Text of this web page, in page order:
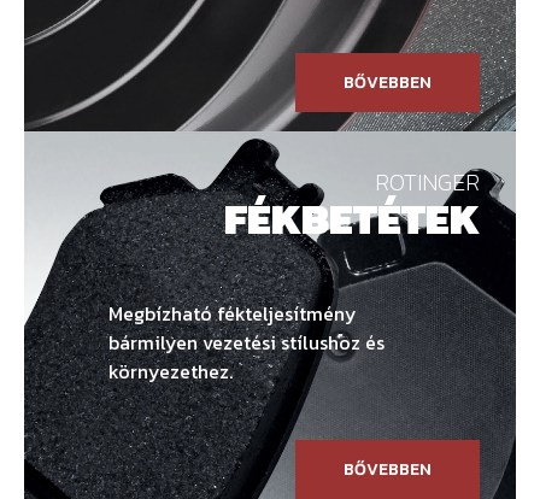
BŐVEBBEN
ROTINGER
FÉKBETÉTEK
Megbízható fékteljesítmény
bármilyen vezetési stílushoz és
környezethez.
BŐVEBBEN